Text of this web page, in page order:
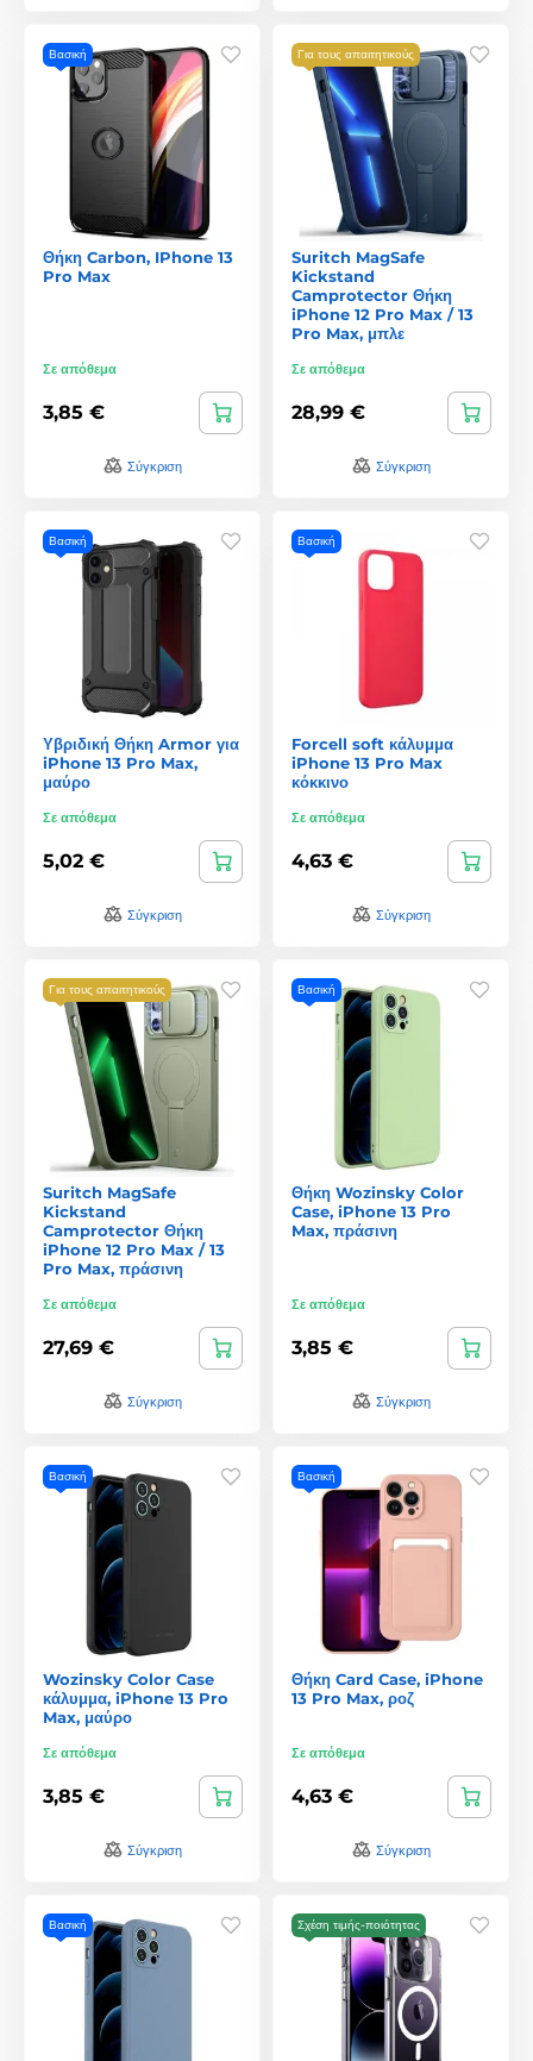
Βασική
Θήκη Carbon, IPhone 13
Pro Max
Σε απόθεμα
3,85 €
Σύγκριση
Για τους απαιτητικούς
Suritch MagSafe
Kickstand
Camprotector Θήκη
iPhone 12 Pro Max / 13
Pro Max, μπλε
Σε απόθεμα
28,99 €
Σύγκριση
Βασική
Υβριδική Θήκη Armor για
iPhone 13 Pro Max,
μαύρο
Σε απόθεμα
5,02 €
Σύγκριση
Βασική
Forcell soft κάλυμμα
iPhone 13 Pro Max
κόκκινο
Σε απόθεμα
4,63 €
Σύγκριση
Για τους απαιτητικούς
Suritch MagSafe
Kickstand
Camprotector Θήκη
iPhone 12 Pro Max / 13
Pro Max, πράσινη
Σε απόθεμα
27,69 €
Σύγκριση
Βασική
Θήκη Wozinsky Color
Case, iPhone 13 Pro
Max, πράσινη
Σε απόθεμα
3,85 €
Σύγκριση
Βασική
Wozinsky Color Case
κάλυμμα, iPhone 13 Pro
Max, μαύρο
Σε απόθεμα
3,85 €
Σύγκριση
Βασική
Θήκη Card Case, iPhone
13 Pro Max, ροζ
Σε απόθεμα
4,63 €
Σύγκριση
Βασική Σχέση τιμής-ποιότητας